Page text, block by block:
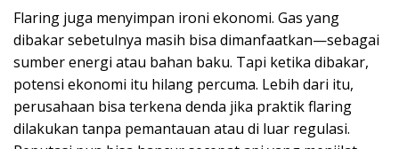
Flaring juga menyimpan ironi ekonomi. Gas yang
dibakar sebetulnya masih bisa dimanfaatkan—sebagai
sumber energi atau bahan baku. Tapi ketika dibakar,
potensi ekonomi itu hilang percuma. Lebih dari itu,
perusahaan bisa terkena denda jika praktik flaring
dilakukan tanpa pemantauan atau di luar regulasi.